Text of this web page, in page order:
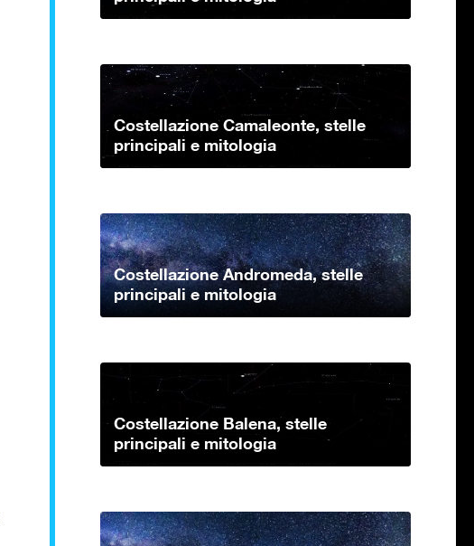
Costellazione Camaleonte, stelle
principali e mitologia
Costellazione Andromeda, stelle
principali e mitologia
Costellazione Balena, stelle
principali e mitologia